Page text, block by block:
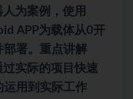
为案例，使用
APP为载体从0开
部署。重点讲解
实际的项目快速
运用到实际工作